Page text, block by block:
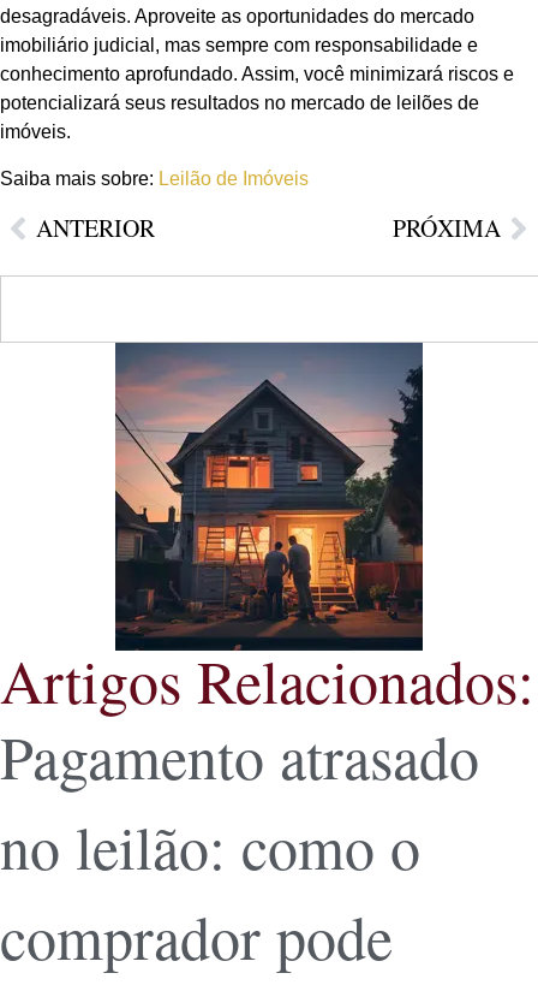
desagradáveis. Aproveite as oportunidades do mercado
imobiliário judicial, mas sempre com responsabilidade e
conhecimento aprofundado. Assim, você minimizará riscos e
potencializará seus resultados no mercado de leilões de
imóveis.
Saiba mais sobre: Leilão de Imóveis
ANTERIOR PRÓXIMA
Artigos Relacionados:
Pagamento atrasado
no leilão: como o
comprador pode